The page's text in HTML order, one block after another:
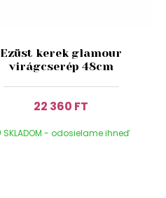
Ezüst kerek glamour
virágcserép 48cm
22 360 FT
SKLADOM - odosielame ihneď